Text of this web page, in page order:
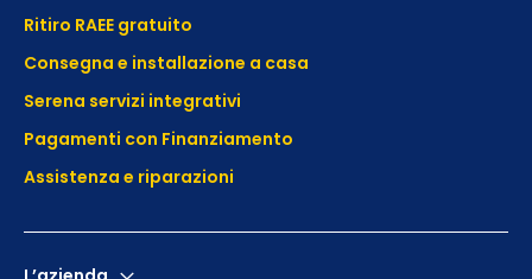
Ritiro RAEE gratuito
Consegna e installazione a casa
Serena servizi integrativi
Pagamenti con Finanziamento
Assistenza e riparazioni